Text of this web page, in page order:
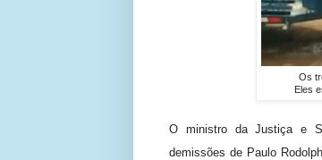
Os
Eles
O ministro da Justiça e
demissões de Paulo